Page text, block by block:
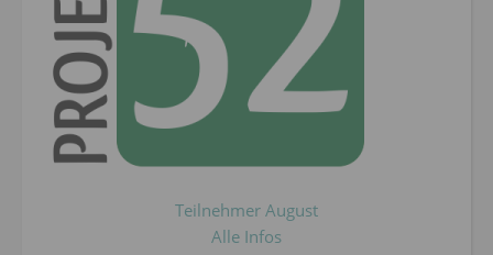
Teilnehmer August
Alle Infos